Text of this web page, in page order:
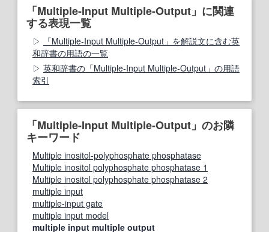
「Multiple-Input Multiple-Output」に関連
する表現一覧
「Multiple-Input Multiple-Output」を解説文に含む英
和辞書の用語の一覧
英和辞書の「Multiple-Input Multiple-Output」の用語
索引
「Multiple-Input Multiple-Output」のお隣
キーワード
Multiple inositol-polyphosphate phosphatase
Multiple inositol polyphosphate phosphatase 1
Multiple inositol polyphosphate phosphatase 2
multiple input
multiple-input gate
multiple input model
multiple input multiple output